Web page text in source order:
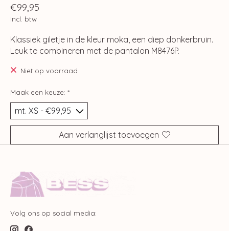
€99,95
Incl. btw
Klassiek giletje in de kleur moka, een diep donkerbruin.
Leuk te combineren met de pantalon M8476P.
Niet op voorraad
Maak een keuze: *
Aan verlanglijst toevoegen
Volg ons op social media: